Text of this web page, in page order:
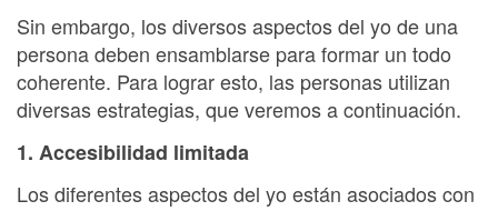
Sin embargo, los diversos aspectos del yo de una
persona deben ensamblarse para formar un todo
coherente. Para lograr esto, las personas utilizan
diversas estrategias, que veremos a continuación.
1. Accesibilidad limitada
Los diferentes aspectos del yo están asociados con